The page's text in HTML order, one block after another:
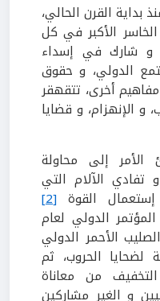
بداية القرن الحالي،
الأكبر في كل
و شارك في إسداء
الدولي، و حقوق
أخرى، تتقهقر
و الإنهزام، و قضايا
الأمر إلى محاولة
تفادي الآلام التي
القوة [2]
الدولي لعام
الصليب الأحمر الدولي
لضحايا الحروب، ثم
من معاناة
و الغير مشاركين